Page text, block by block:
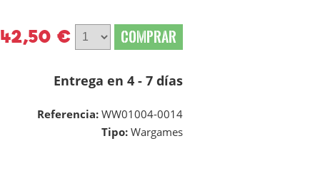
42,50 € COMPRAR
Entrega en 4 - 7 días
Referencia: WW01004-0014
Tipo: Wargames